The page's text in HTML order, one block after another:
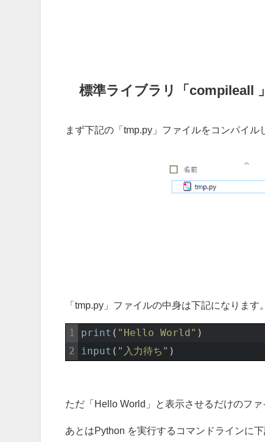
標準ライブラリ「compileall
まず下記の「tmp.py」ファイルをコンパイル
「tmp.py」ファイルの中身は下記になります。
1
2
print ( "Hello World" )
input ( "入力待ち" )
ただ「Hello World」と表示させるだけのファ
あとはPython を実行するコマンドラインに